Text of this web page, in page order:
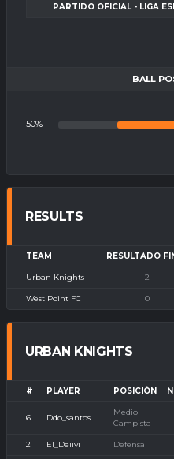
PARTIDO OFICIAL - LIGA
BALL
50%
RESULTS
TEAM RESULTADO
Urban Knights 2
West Point FC 0
URBAN KNIGHTS
# PLAYER POSICIÓN
6 Ddo_santos
Medio
Campista
2 El_Deiivi Defensa